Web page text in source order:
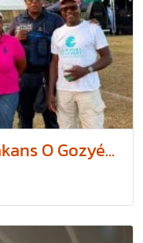
O Gozyé...